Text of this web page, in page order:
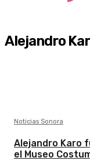
Alejandro
Noticias Sonora
Alejandro Karo
el Museo